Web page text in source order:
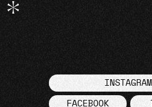
INSTAGRAM
FACEBOOK